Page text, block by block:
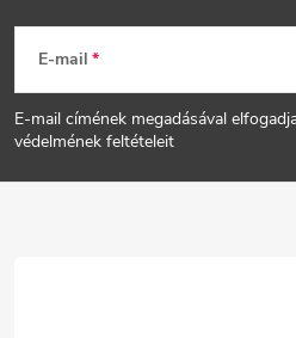
L
á
b
E-mail
E-mail címének megadásával
védelmének feltételeit